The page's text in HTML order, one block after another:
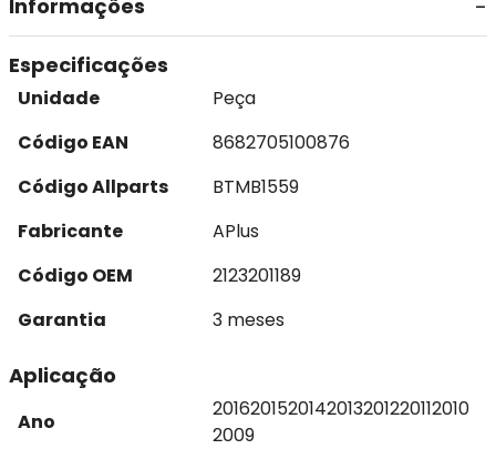
Informações
Especificações
Unidade
Peça
Código EAN
8682705100876
Código Allparts
BTMB1559
Fabricante
APlus
Código OEM
2123201189
Garantia
3 meses
Aplicação
Ano
2016201520142013201220112010
2009